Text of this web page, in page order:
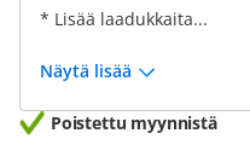
* Lisää laadukkaita...
Näytä lisää
Poistettu myynnistä